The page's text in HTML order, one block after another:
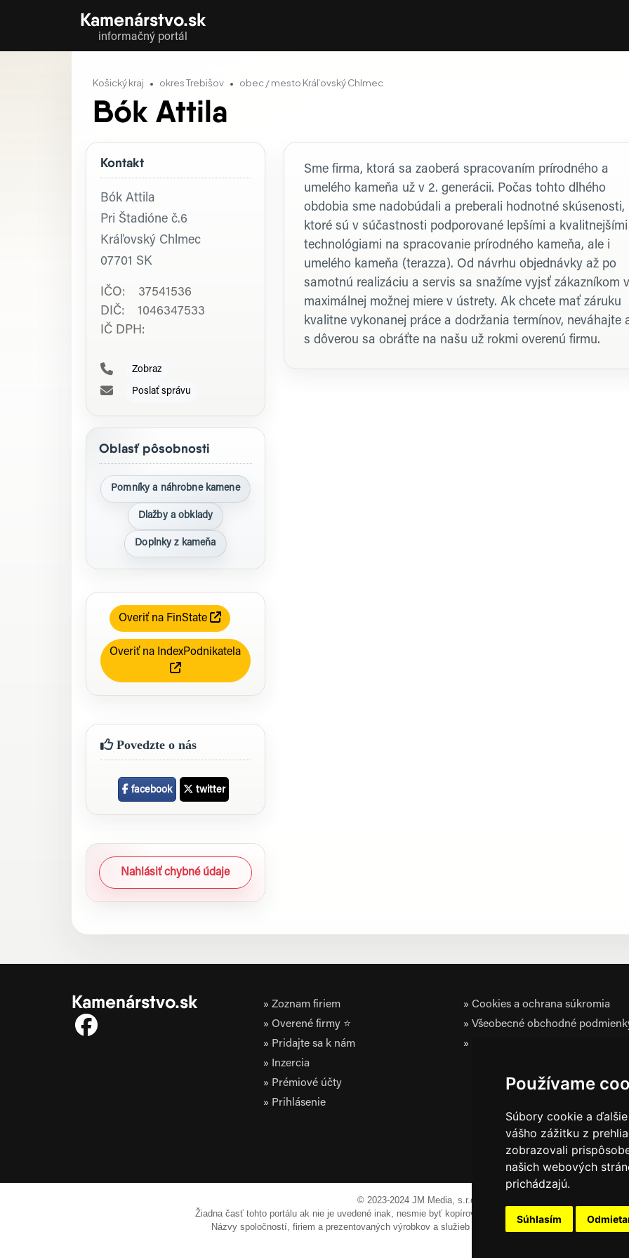
Používame
Súbory cookie a
vášho zážitku z
zobrazovali
našich webových
prichádzajú.
Súhlasím
Kamenárstvo.sk
informačný portál
Košický kraj okres Trebišov obec / mesto Kráľovský Chlmec
Bók Attila
Kontakt
Bók Attila
Pri Štadióne č.6
Kráľovský Chlmec
07701 SK
IČO: 37541536
DIČ: 1046347533
IČ DPH:
Zobraz
Poslať správu
Oblasť pôsobnosti
Pomníky a náhrobne kamene
Dlažby a obklady
Doplnky z kameňa
Overiť na FinState
Overiť na IndexPodnikatela
Povedzte o nás
facebook twitter
Nahlásiť chybné údaje
Profil firmy
Sme firma, ktorá sa zaoberá spracovaním prírodného a
umelého kameňa už v 2. generácii. Počas tohto dlhého
obdobia sme nadobúdali a preberali hodnotné skúsenosti,
ktoré sú v súčastnosti podporované lepšími a kvalitnejšími
technológiami na spracovanie prírodného kameňa, ale i
umelého kameňa (terazza). Od návrhu objednávky až po
samotnú realizáciu a servis sa snažíme vyjsť zákazníkom v
maximálnej možnej miere v ústrety. Ak chcete mať záruku
kvalitne vykonanej práce a dodržania termínov, neváhajte
s dôverou sa obráťte na našu už rokmi overenú firmu.
Kamenárstvo.sk
Zoznam firiem
Overené firmy ⭐
Pridajte sa k nám
Inzercia
Prémiové účty
Prihlásenie
Cookies a ochrana súkromia
Všeobecné obchodné
© 2023-2024 JM Media, s.r.o.
Žiadna časť tohto portálu ak nie je uvedené inak, nesmie byť kopírovaná, alebo prezentovaná bez
Názvy spoločností, firiem a prezentovaných výrobkov a služieb môžu byť registrovanými